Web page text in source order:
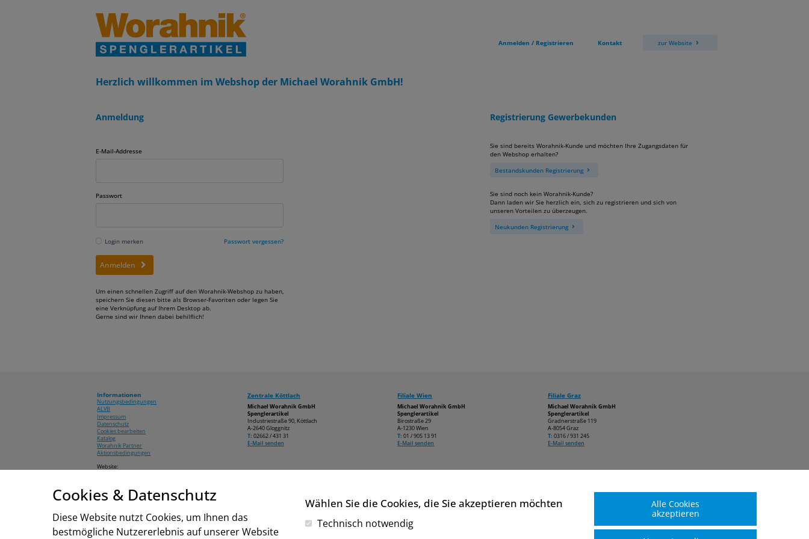
Anmelden / Registrieren Kontakt zur Website
Herzlich willkommen im Webshop der Michael Worahnik GmbH!
Anmeldung
E-Mail-Addresse
Passwort
Login merken Passwort vergessen?
Anmelden
Um einen schnellen Zugriff auf den Worahnik-Webshop zu haben,
speichern Sie diesen bitte als Browser-Favoriten oder legen Sie
eine Verknüpfung auf Ihrem Desktop ab.
Gerne sind wir Ihnen dabei behilflich!
Registrierung Gewerbekunden
Sie sind bereits Worahnik-Kunde und möchten Ihre Zugangsdaten für
den Webshop erhalten?
Bestandskunden Registrierung
Sie sind noch kein Worahnik-Kunde?
Dann laden wir Sie herzlich ein, sich zu registrieren und sich von
unseren Vorteilen zu überzeugen.
Neukunden Registrierung
Informationen
Nutzungsbedingungen
ALVB
Impressum
Datenschutz
Cookies bearbeiten
Katalog
Worahnik Partner
Aktionsbedingungen
Website:
Zentrale Köttlach
Michael Worahnik GmbH
Spenglerartikel
Industriestraße 90, Köttlach
A-2640 Gloggnitz
T: 02662 / 431 31
E-Mail senden
Filiale Wien
Michael Worahnik GmbH
Spenglerartikel
Birostraße 29
A-1230 Wien
T: 01 / 905 13 91
E-Mail senden
Filiale Graz
Michael Worahnik GmbH
Spenglerartikel
Gradnerstraße 119
A-8054 Graz
T: 0316 / 931 245
E-Mail senden
Cookies & Datenschutz
Diese Website nutzt Cookies, um Ihnen das
bestmögliche Nutzererlebnis auf unserer Website
Wählen Sie die Cookies, die Sie akzeptieren möchten
Technisch notwendig
Alle Cookies
akzeptieren